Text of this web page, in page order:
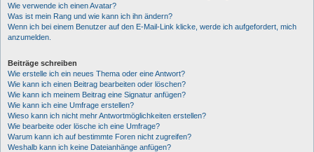
Wie verwende ich einen Avatar?
Was ist mein Rang und wie kann ich ihn ändern?
Wenn ich bei einem Benutzer auf den E-Mail-Link klicke, werde ich aufgefordert, mich
anzumelden.
Beiträge schreiben
Wie erstelle ich ein neues Thema oder eine Antwort?
Wie kann ich einen Beitrag bearbeiten oder löschen?
Wie kann ich meinem Beitrag eine Signatur anfügen?
Wie kann ich eine Umfrage erstellen?
Wieso kann ich nicht mehr Antwortmöglichkeiten erstellen?
Wie bearbeite oder lösche ich eine Umfrage?
Warum kann ich auf bestimmte Foren nicht zugreifen?
Weshalb kann ich keine Dateianhänge anfügen?